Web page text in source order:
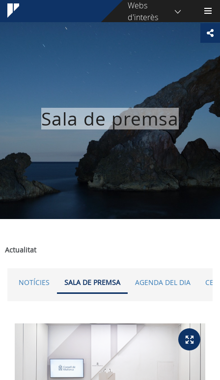
Webs
d'interès
Sala de premsa
Actualitat
NOTÍCIES SALA DE PREMSA AGENDA DEL DIA